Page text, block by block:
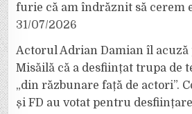
furie că am îndrăznit să cerem
31/07/2026
Actorul Adrian Damian îl
Misăilă că a desființat trupa de
„din răzbunare față de actori”.
și FD au votat pentru